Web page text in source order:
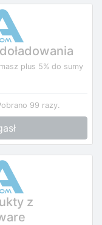
plus 5% do sumy
99 razy.
z